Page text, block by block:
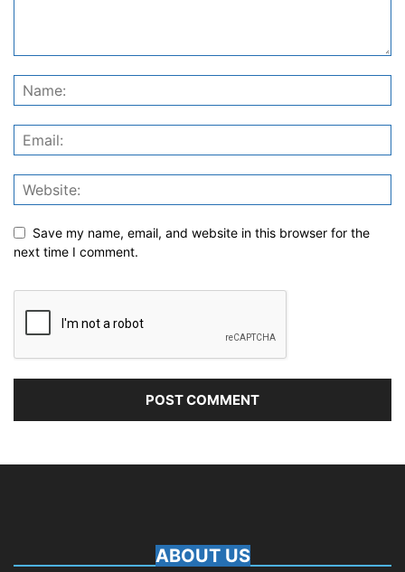
Save my name, email, and website in this browser for the
next time I comment.
ABOUT US